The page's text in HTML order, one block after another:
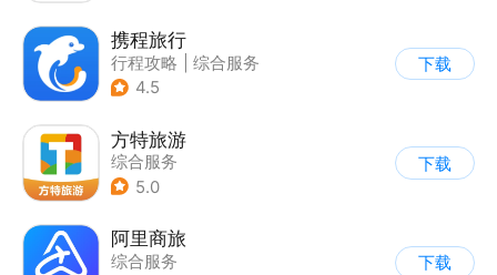
携程旅行
行程攻略
综合服务
4.5
下载
方特旅游
综合服务
5.0
下载
阿里商旅
综合服务
下载